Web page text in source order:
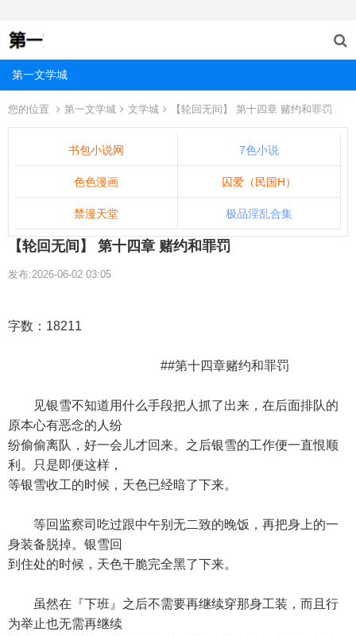
第一文学城
您的位置 第一文学城 文学城 【轮回无间】 第十四章 赌约和罪罚
书包小说网 7色小说
色色漫画 囚爱（民国H）
禁漫天堂 极品淫乱合集
【轮回无间】 第十四章 赌约和罪罚
发布:2026-06-02 03:05
字数：18211
##第十四章赌约和罪罚
见银雪不知道用什么手段把人抓了出来，在后面排队的
原本心有恶念的人纷
纷偷偷离队，好一会儿才回来。之后银雪的工作便一直恨顺
利。只是即便这样，
等银雪收工的时候，天色已经暗了下来。
等回监察司吃过跟中午别无二致的晚饭，再把身上的一
身装备脱掉。银雪回
到住处的时候，天色干脆完全黑了下来。
虽然在『下班』之后不需要再继续穿那身工装，而且行
为举止也无需再继续